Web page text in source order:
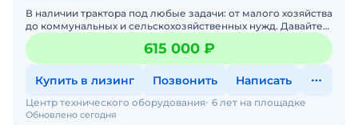
В наличии трактора под любые задачи: от малого хозяйства
до коммунальных и сельскохозяйственных нужд. Давайте
подберем трактор под ваши задачи — просто напиши
615 000 ₽
Купить в лизинг Позвонить Написать
Обновлено сегодня
Центр технического оборудования 6 лет на площадке